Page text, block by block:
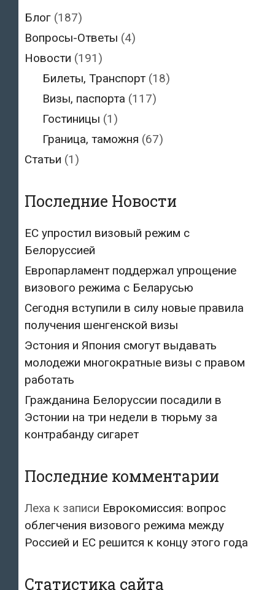
Блог (187)
Вопросы-Ответы (4)
Новости (191)
Билеты, Транспорт(18)
Визы, паспорта (117)
Гостиницы (1)
Граница, таможня (67)
Статьи (1)
Последние Новости
ЕС упростил визовый режим с
Белоруссией
Европарламент поддержал упрощение
визового режима с Беларусью
Сегодня вступили в силу новые правила
получения шенгенской визы
Эстония и Япония смогут выдавать
молодежи многократные визы с правом
работать
Гражданина Белоруссии посадили в
Эстонии на три недели в тюрьму за
контрабанду сигарет
Последние комментарии
Леха к записи Еврокомиссия: вопрос
облегчения визового режима между
Россией и ЕС решится к концу этого года
Статистика сайта